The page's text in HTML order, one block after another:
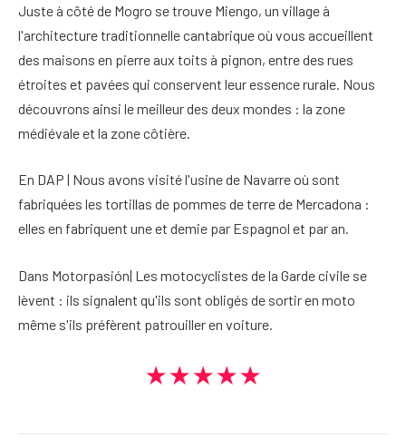
Juste à côté de Mogro se trouve Miengo, un village à
l'architecture traditionnelle cantabrique où vous accueillent
des maisons en pierre aux toits à pignon, entre des rues
étroites et pavées qui conservent leur essence rurale. Nous
découvrons ainsi le meilleur des deux mondes : la zone
médiévale et la zone côtière.
En DAP | Nous avons visité l'usine de Navarre où sont
fabriquées les tortillas de pommes de terre de Mercadona :
elles en fabriquent une et demie par Espagnol et par an.
Dans Motorpasión| Les motocyclistes de la Garde civile se
lèvent : ils signalent qu'ils sont obligés de sortir en moto
même s'ils préfèrent patrouiller en voiture.
★★★★★